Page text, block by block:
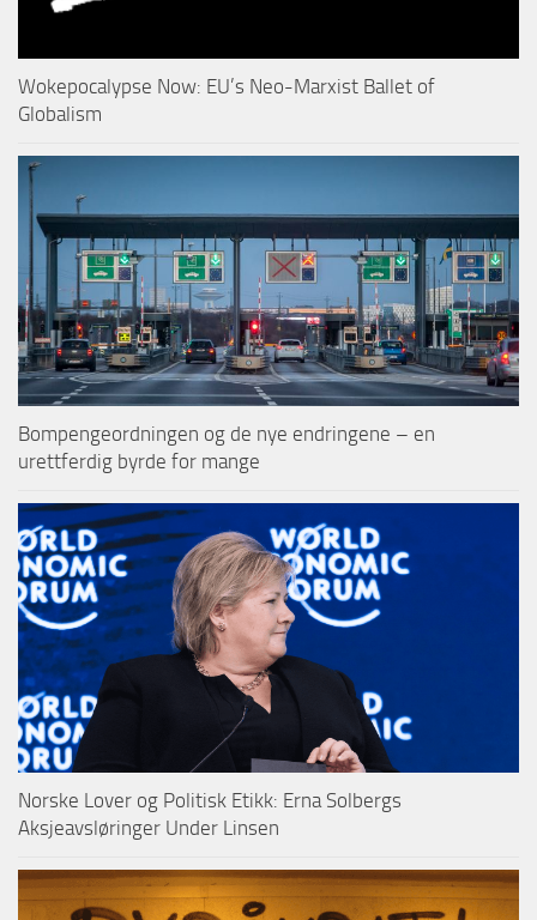
Wokepocalypse Now: EU’s Neo-Marxist Ballet of
Globalism
Bompengeordningen og de nye endringene – en
urettferdig byrde for mange
Norske Lover og Politisk Etikk: Erna Solbergs
Aksjeavsløringer Under Linsen